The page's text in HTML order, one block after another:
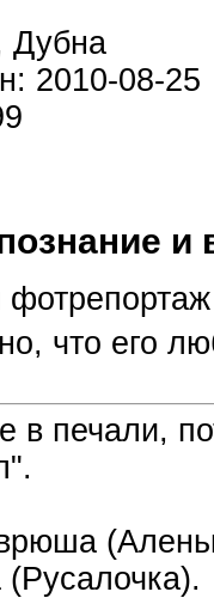
Дубна
2010-08-25
что его
в печали,